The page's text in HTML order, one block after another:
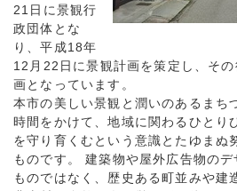
21日に景観行
政団体とな
り、平成18年
12月22日に景観計画を策定し、そ
画となっています。
本市の美しい景観と潤いのあるまち
時間をかけて、地域に関わるひとり
を守り育くむという意識とたゆまぬ
ものです。 建築物や屋外広告物の
ものではなく、歴史ある町並みや建